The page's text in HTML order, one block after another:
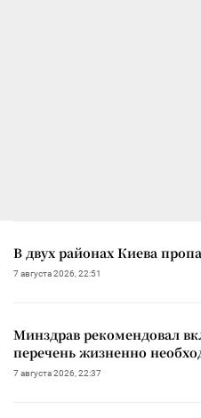
В двух районах Киева
7 августа 2026, 22:51
Минздрав рекомендовал
перечень жизненно
7 августа 2026, 22:37